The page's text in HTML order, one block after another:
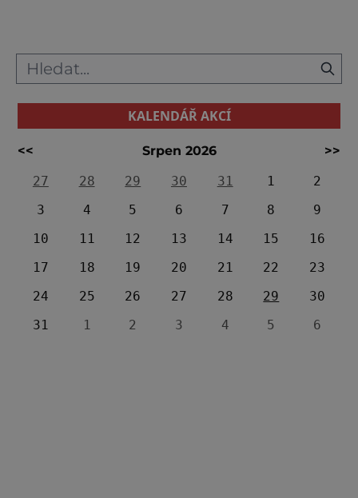
je tu daleko levnější než v s
KALENDÁŘ AKCÍ
<< Srpen 2026
>>
27
28 29 30 31 1
2
3
4 5 6 7 8
9
10
11 12 13 14 15
16
17
18 19 20 21 22
23
24
25 26 27 28 29
30
31
1 2 3 4 5 6